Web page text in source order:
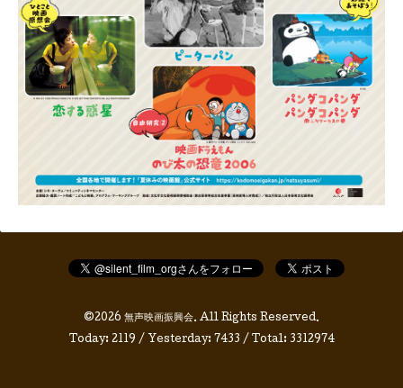
©2026 無声映画振興会. All Rights Reserved.
Today: 2119 / Yesterday: 7433 / Total: 3312974